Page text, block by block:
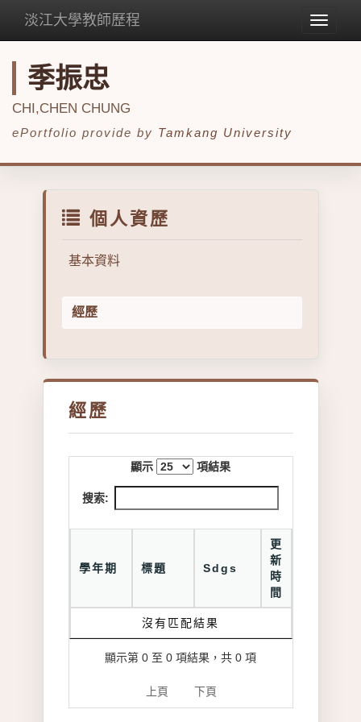
Toggle
淡江大學教師歷程
季振忠
CHI,CHEN CHUNG
ePortfolio provide by Tamkang University
個人資歷
基本資料
經歷
經歷
顯示 項結果
搜索:
學年期 標題 Sdgs
更
新
時
間
沒有匹配結果
顯示第 0 至 0 項結果，共 0 項
上頁 下頁